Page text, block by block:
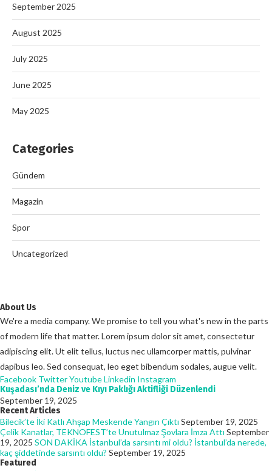
September 2025
August 2025
July 2025
June 2025
May 2025
Categories
Gündem
Magazin
Spor
Uncategorized
About Us
We're a media company. We promise to tell you what's new in the parts
of modern life that matter. Lorem ipsum dolor sit amet, consectetur
adipiscing elit. Ut elit tellus, luctus nec ullamcorper mattis, pulvinar
dapibus leo. Sed consequat, leo eget bibendum sodales, augue velit.
Facebook TwitterYoutubeLinkedin Instagram
Kuşadası’nda Deniz ve Kıyı Paklığı Aktifliği Düzenlendi
September 19, 2025
Recent Articles
Bilecik’te İki Katlı Ahşap Meskende Yangın Çıktı September 19, 2025
Çelik Kanatlar, TEKNOFEST’te Unutulmaz Şovlara İmza Attı September
19, 2025 SON DAKİKA İstanbul’da sarsıntı mi oldu? İstanbul’da nerede,
kaç şiddetinde sarsıntı oldu? September 19, 2025
Featured